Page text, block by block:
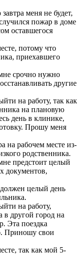
меня не будет,
пожар в доме
оставшегося
потому что
приехавшего
срочно нужно
другие
на работу, так как
на плановую
день в клинике,
Прошу меня
на рабочем месте из-
родственника.
предстоит целый
документов,
должен целый день
на работу,
в другой город на
Эта поездка
Приношу свои
так как мой 5-